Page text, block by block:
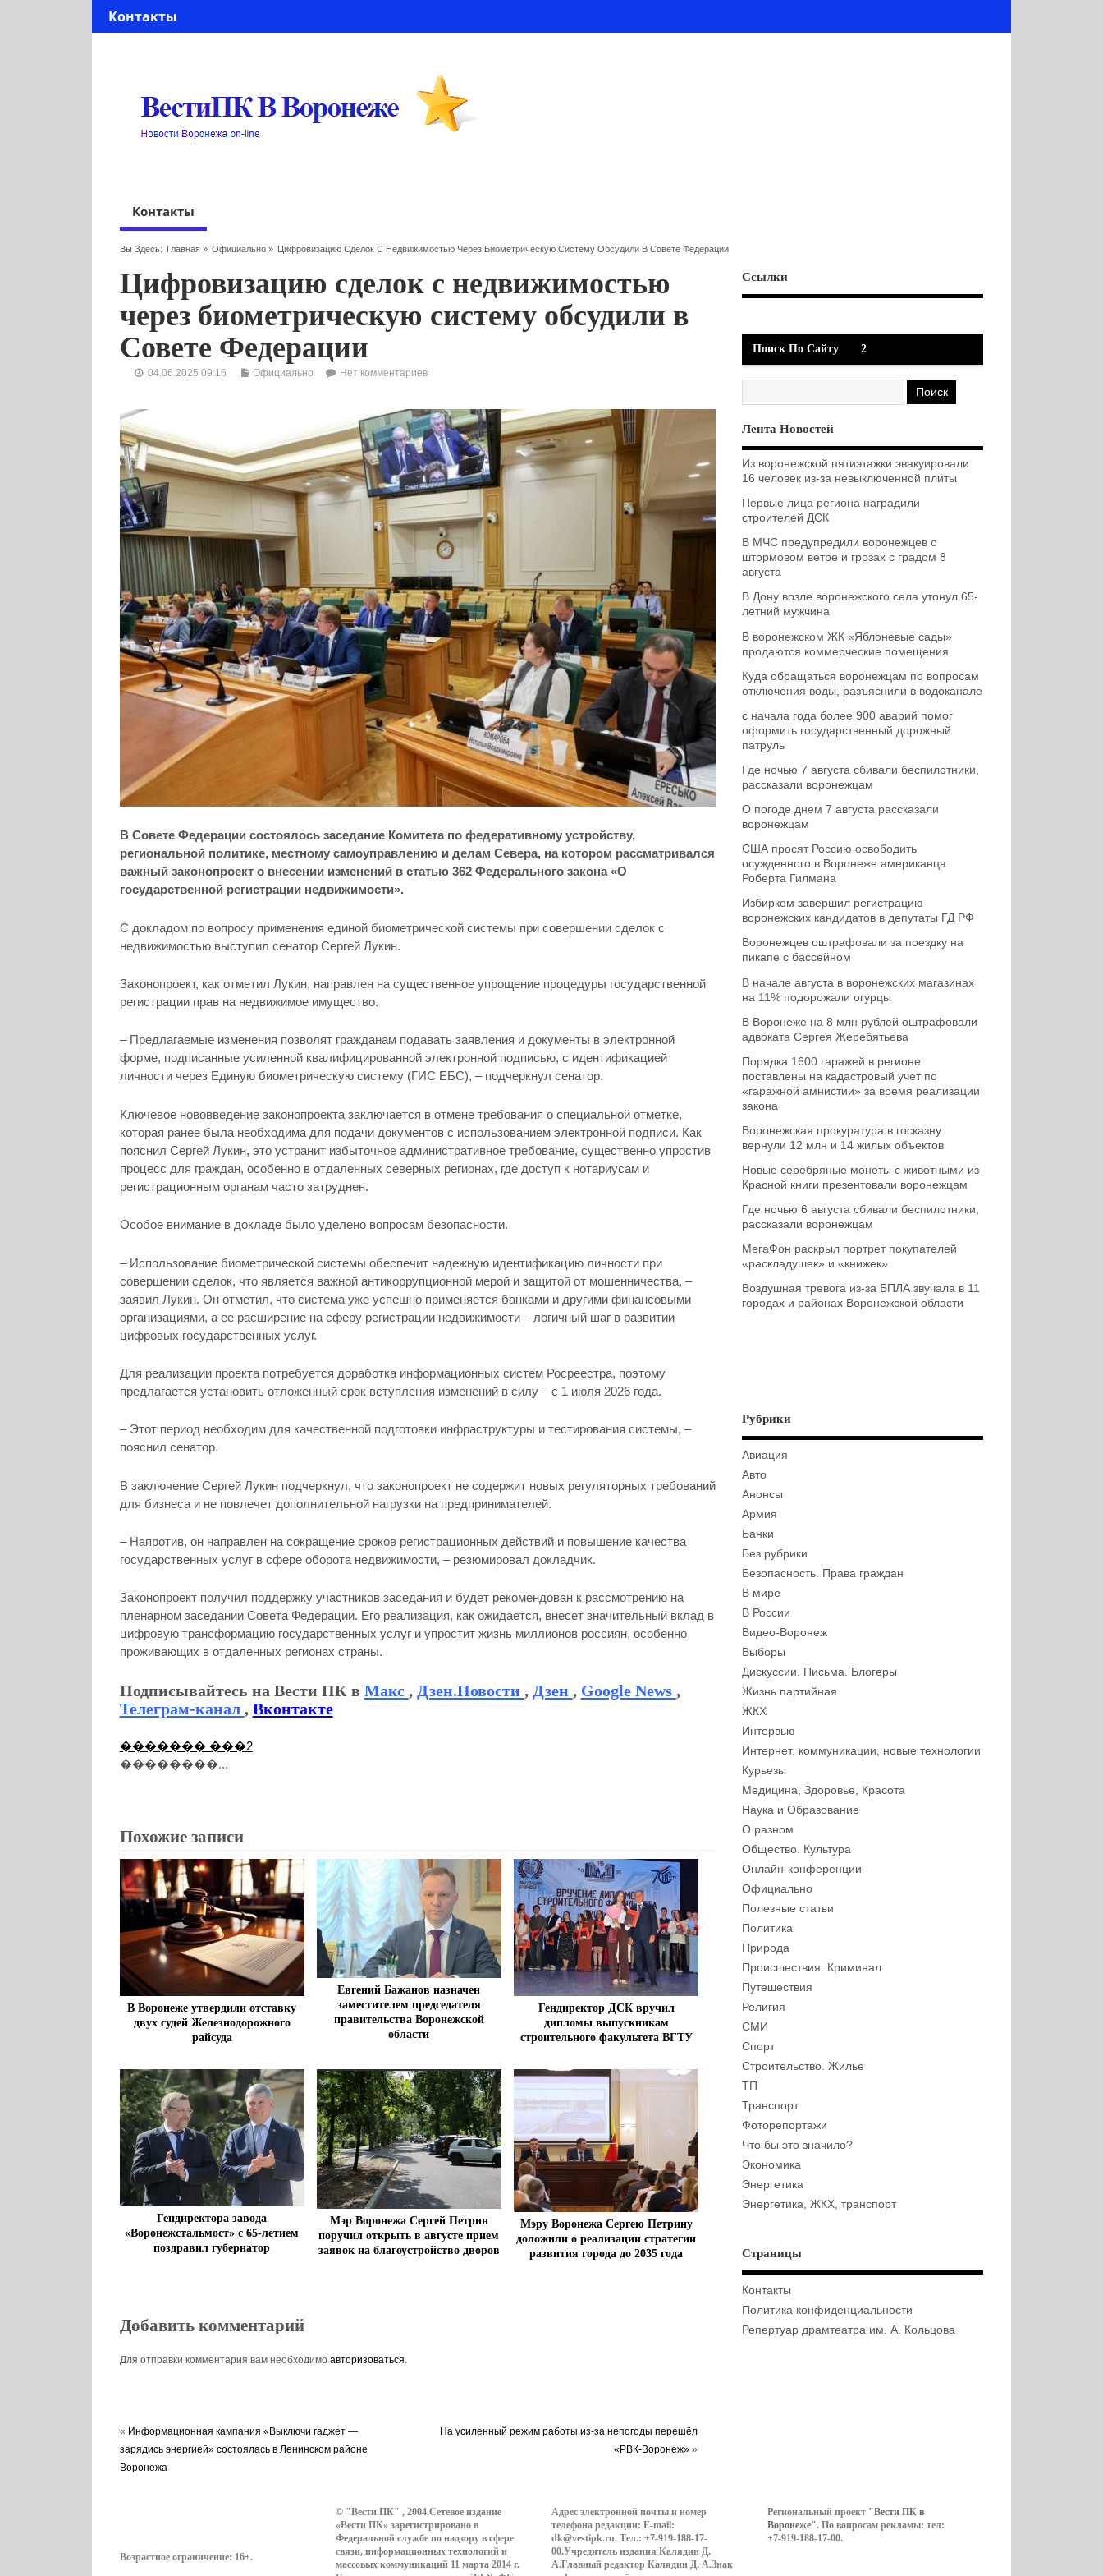
Контакты
Контакты
Вы Здесь: Главная» Официально » Цифровизацию Сделок С Недвижимостью Через Биометрическую Систему Обсудили В Совете Федерации
Цифровизацию сделок с недвижимостью
через биометрическую систему обсудили в
Совете Федерации
04.06.2025 09:16 Официально Нет комментариев
В Совете Федерации состоялось заседание Комитета по федеративному устройству,
региональной политике, местному самоуправлению и делам Севера, на котором рассматривался
важный законопроект о внесении изменений в статью 362 Федерального закона «О
государственной регистрации недвижимости».
С докладом по вопросу применения единой биометрической системы при совершении сделок с
недвижимостью выступил сенатор Сергей Лукин.
Законопроект, как отметил Лукин, направлен на существенное упрощение процедуры государственной
регистрации прав на недвижимое имущество.
– Предлагаемые изменения позволят гражданам подавать заявления и документы в электронной
форме, подписанные усиленной квалифицированной электронной подписью, с идентификацией
личности через Единую биометрическую систему (ГИС ЕБС), – подчеркнул сенатор.
Ключевое нововведение законопроекта заключается в отмене требования о специальной отметке,
которая ранее была необходима для подачи документов с использованием электронной подписи. Как
пояснил Сергей Лукин, это устранит избыточное административное требование, существенно упростив
процесс для граждан, особенно в отдаленных северных регионах, где доступ к нотариусам и
регистрационным органам часто затруднен.
Особое внимание в докладе было уделено вопросам безопасности.
– Использование биометрической системы обеспечит надежную идентификацию личности при
совершении сделок, что является важной антикоррупционной мерой и защитой от мошенничества, –
заявил Лукин. Он отметил, что система уже успешно применяется банками и другими финансовыми
организациями, а ее расширение на сферу регистрации недвижимости – логичный шаг в развитии
цифровых государственных услуг.
Для реализации проекта потребуется доработка информационных систем Росреестра, поэтому
предлагается установить отложенный срок вступления изменений в силу – с 1 июля 2026 года.
– Этот период необходим для качественной подготовки инфраструктуры и тестирования системы, –
пояснил сенатор.
В заключение Сергей Лукин подчеркнул, что законопроект не содержит новых регуляторных требований
для бизнеса и не повлечет дополнительной нагрузки на предпринимателей.
– Напротив, он направлен на сокращение сроков регистрационных действий и повышение качества
государственных услуг в сфере оборота недвижимости, – резюмировал докладчик.
Законопроект получил поддержку участников заседания и будет рекомендован к рассмотрению на
пленарном заседании Совета Федерации. Его реализация, как ожидается, внесет значительный вклад в
цифровую трансформацию государственных услуг и упростит жизнь миллионов россиян, особенно
проживающих в отдаленных регионах страны.
Подписывайтесь на Вести ПК в Макс , Дзен.Новости , Дзен , Google News ,
Телеграм-канал , Вконтакте
������� ���2
��������...
Похожие записи
В Воронеже утвердили отставку
двух судей Железнодорожного
райсуда
Евгений Бажанов назначен
заместителем председателя
правительства Воронежской
области
Гендиректор ДСК вручил
дипломы выпускникам
строительного факультета ВГТУ
Гендиректора завода
«Воронежстальмост» с 65-летием
поздравил губернатор
Мэр Воронежа Сергей Петрин
поручил открыть в августе прием
заявок на благоустройство дворов
Мэру Воронежа Сергею Петрину
доложили о реализации стратегии
развития города до 2035 года
Добавить комментарий
Для отправки комментария вам необходимо авторизоваться
« Информационная кампания «Выключи гаджет —
зарядись энергией» состоялась в Ленинском районе
Воронежа
На усиленный режим работы из-за непогоды перешёл
«РВК-Воронеж» »
Ссылки
Поиск По Сайту 2
Лента Новостей
Из воронежской пятиэтажки эвакуировали
16 человек из-за невыключенной плиты
Первые лица региона наградили
строителей ДСК
В МЧС предупредили воронежцев о
штормовом ветре и грозах с градом 8
августа
В Дону возле воронежского села утонул 65-
летний мужчина
В воронежском ЖК «Яблоневые сады»
продаются коммерческие помещения
Куда обращаться воронежцам по вопросам
отключения воды, разъяснили в водоканале
с начала года более 900 аварий помог
оформить государственный дорожный
патруль
Где ночью 7 августа сбивали беспилотники,
рассказали воронежцам
О погоде днем 7 августа рассказали
воронежцам
США просят Россию освободить
осужденного в Воронеже американца
Роберта Гилмана
Избирком завершил регистрацию
воронежских кандидатов в депутаты ГД РФ
Воронежцев оштрафовали за поездку на
пикапе с бассейном
В начале августа в воронежских магазинах
на 11% подорожали огурцы
В Воронеже на 8 млн рублей оштрафовали
адвоката Сергея Жеребятьева
Порядка 1600 гаражей в регионе
поставлены на кадастровый учет по
«гаражной амнистии» за время реализации
закона
Воронежская прокуратура в госказну
вернули 12 млн и 14 жилых объектов
Новые серебряные монеты с животными из
Красной книги презентовали воронежцам
Где ночью 6 августа сбивали беспилотники,
рассказали воронежцам
МегаФон раскрыл портрет покупателей
«раскладушек» и «книжек»
Воздушная тревога из-за БПЛА звучала в 11
городах и районах Воронежской области
Рубрики
Авиация
Авто
Анонсы
Армия
Банки
Без рубрики
Безопасность. Права граждан
В мире
В России
Видео-Воронеж
Выборы
Дискуссии. Письма. Блогеры
Жизнь партийная
ЖКХ
Интервью
Интернет, коммуникации, новые технологии
Курьезы
Медицина, Здоровье, Красота
Наука и Образование
О разном
Общество. Культура
Онлайн-конференции
Официально
Полезные статьи
Политика
Природа
Происшествия. Криминал
Путешествия
Религия
СМИ
Спорт
Строительство. Жилье
ТП
Транспорт
Фоторепортажи
Что бы это значило?
Экономика
Энергетика
Энергетика, ЖКХ, транспорт
Страницы
Контакты
Политика конфиденциальности
Репертуар драмтеатра им. А. Кольцова
Возрастное ограничение: 16+.
© "Вести ПК" , 2004.Сетевое издание
«Вести ПК» зарегистрировано в
Федеральной службе по надзору в сфере
связи, информационных технологий и
массовых коммуникаций 11 марта 2014 г.
Адрес электронной почты и номер
телефона редакции: E-mail:
dk@vestipk.ru. Тел.: +7-919-188-17-
00.Учредитель издания Калядин Д.
А.Главный редактор Калядин Д. А.Знак
Региональный проект "Вести ПК в
Воронеже". По вопросам рекламы: тел:
+7-919-188-17-00.